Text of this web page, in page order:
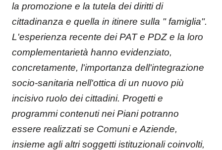
la promozione e la tutela dei diritti di
cittadinanza e quella in itinere sulla " famiglia".
L'esperienza recente dei PAT e PDZ e la loro
complementarietà hanno evidenziato,
concretamente, l'importanza dell'integrazione
socio-sanitaria nell'ottica di un nuovo più
incisivo ruolo dei cittadini. Progetti e
programmi contenuti nei Piani potranno
essere realizzati se Comuni e Aziende,
insieme agli altri soggetti istituzionali coinvolti,